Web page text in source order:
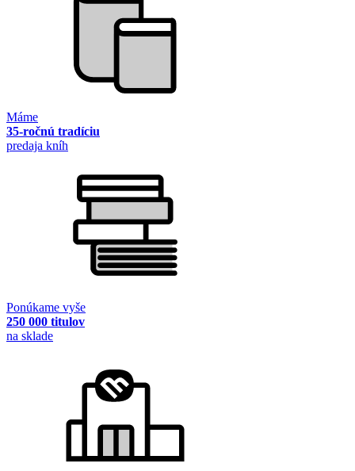
Máme
35-ročnú tradíciu
predaja kníh
Ponúkame vyše
250 000 titulov
na sklade